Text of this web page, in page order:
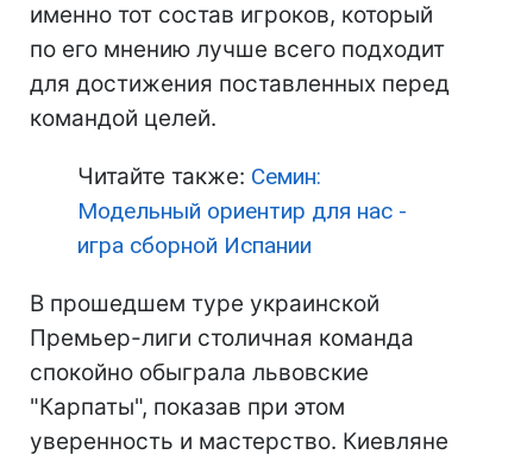
именно тот состав игроков, который
по его мнению лучше всего подходит
для достижения поставленных перед
командой целей.
Читайте также: Семин:
Модельный ориентир для нас -
игра сборной Испании
В прошедшем туре украинской
Премьер-лиги столичная команда
спокойно обыграла львовские
"Карпаты", показав при этом
уверенность и мастерство. Киевляне